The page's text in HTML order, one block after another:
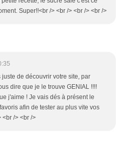
Super!!<br /> <br /> <br /> <br />
juste de découvrir votre site, par
dire que je le trouve GENIAL !!!!
j'aime ! Je vais dés à présent le
afin de tester au plus vite vos
<br /> <br />